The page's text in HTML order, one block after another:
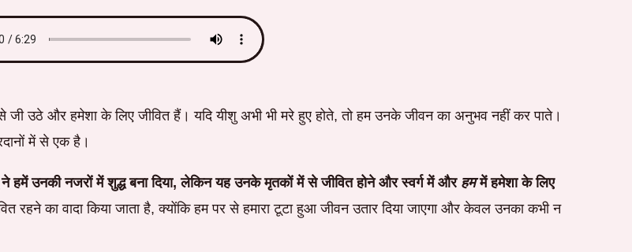
उठे और हमेशा के लिए जीवित हैं। यदि यीशु अभी भी मरे हुए होते, तो हम उनके जीवन का अनुभव नहीं कर पाते।
में से एक है।
उनकी नजरों में शुद्ध बना दिया, लेकिन यह उनके मृतकों में से जीवित होने और स्वर्ग में और हममें हमेशा के लिए
रहने का वादा किया जाता है, क्योंकि हम पर से हमारा टूटा हुआ जीवन उतार दिया जाएगा और केवल उनका कभी न